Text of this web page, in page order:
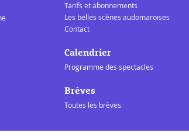
Tarifs et abonnements
Les belles scènes audomaroises
Contact
Calendrier
Programme des spectacles
Brèves
Toutes les brèves